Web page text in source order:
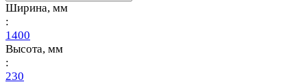
Ширина, мм
:
1400
Высота, мм
:
230